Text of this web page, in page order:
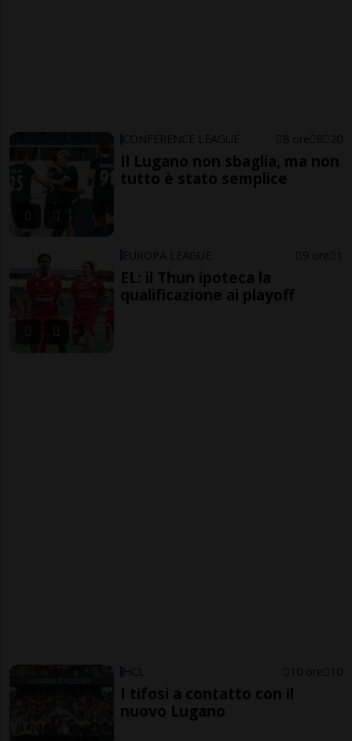
CONFERENCE LEAGUE 8 ore 8 20
Il Lugano non sbaglia, ma non
tutto è stato semplice
EUROPA LEAGUE 9 ore 1
EL: il Thun ipoteca la
qualificazione ai playoff
HCL 10 ore 10
I tifosi a contatto con il
nuovo Lugano